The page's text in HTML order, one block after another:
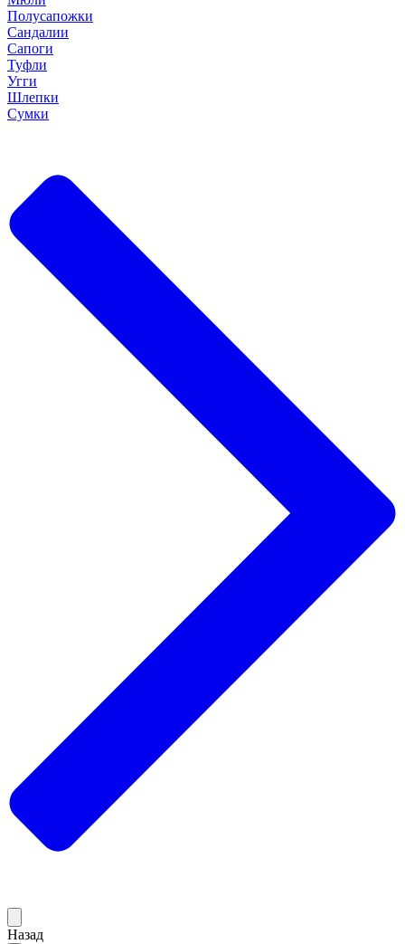
Полусапожки
Сандалии
Сапоги
Туфли
Угги
Шлепки
Сумки
Назад